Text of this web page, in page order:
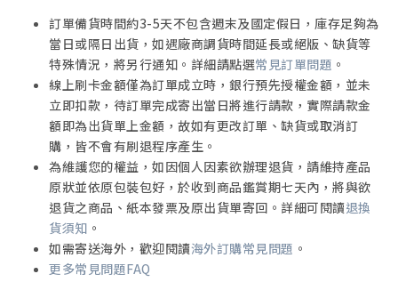
訂單備貨時間約3-5天不包含週末及國定假日，庫存足夠為
當日或隔日出貨，如遇廠商調貨時間延長或絕版、缺貨等
特殊情況，將另行通知。詳細請點選常見訂單問題 。
線上刷卡金額僅為訂單成立時，銀行預先授權金額，並未
立即扣款，待訂單完成寄出當日將進行請款，實際請款金
額即為出貨單上金額，故如有更改訂單、缺貨或取消訂
購，皆不會有刷退程序產生。
為維護您的權益，如因個人因素欲辦理退貨，請維持產品
原狀並依原包裝包好，於收到商品鑑賞期七天內，將與欲
退貨之商品、紙本發票及原出貨單寄回。詳細可閱讀退換
貨須知 。
如需寄送海外，歡迎閱讀海外訂購常見問題 。
更多常見問題FAQ